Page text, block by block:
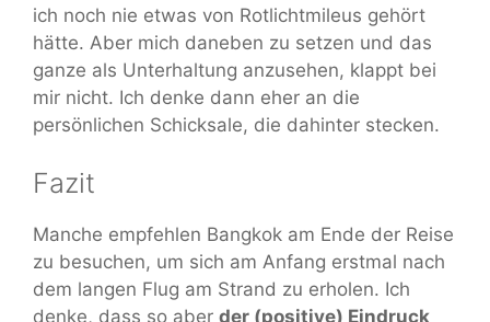
ich noch nie etwas von Rotlichtmileus gehört
hätte. Aber mich daneben zu setzen und das
ganze als Unterhaltung anzusehen, klappt bei
mir nicht. Ich denke dann eher an die
persönlichen Schicksale, die dahinter stecken.
Fazit
Manche empfehlen Bangkok am Ende der Reise
zu besuchen, um sich am Anfang erstmal nach
dem langen Flug am Strand zu erholen. Ich
denke, dass so aber der (positive) Eindruck